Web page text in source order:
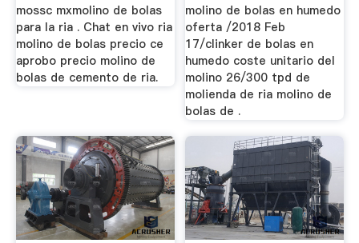
mossc mxmolino de bolas
para la ria . Chat en vivo ria
molino de bolas precio ce
aprobo precio molino de
bolas de cemento de ria.
molino de bolas en humedo
oferta /2018 Feb
17/clinker de bolas en
humedo coste unitario del
molino 26/300 tpd de
molienda de ria molino de
bolas de .